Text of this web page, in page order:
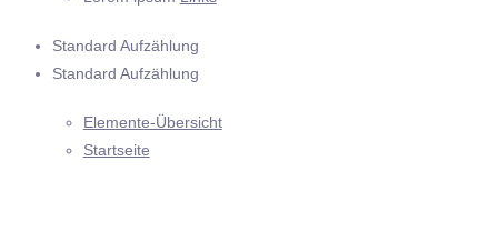
Standard Aufzählung
Standard Aufzählung
Elemente-Übersicht
Startseite